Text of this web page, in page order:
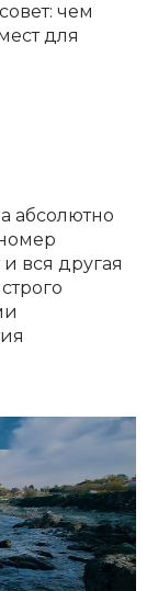
чем
для
абсолютно
вся другая